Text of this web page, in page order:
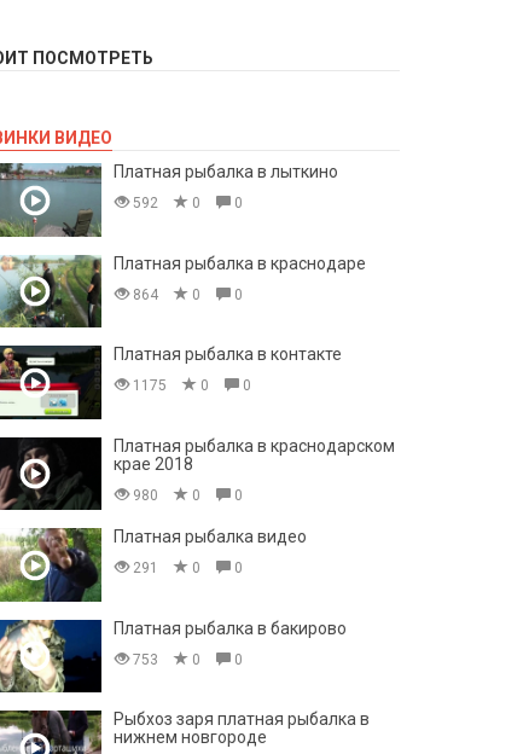
ПОСМОТРЕТЬ
ВИДЕО
Платная рыбалка в лыткино
592 0 0
Платная рыбалка в краснодаре
864 0 0
Платная рыбалка в контакте
1175 0 0
Платная рыбалка в краснодарском
крае 2018
980 0 0
Платная рыбалка видео
291 0 0
Платная рыбалка в бакирово
753 0 0
Рыбхоз заря платная рыбалка в
нижнем новгороде